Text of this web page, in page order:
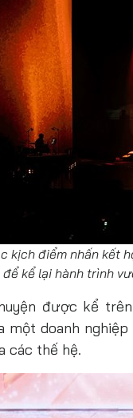
kịch điểm nhấn kết
để kể lại hành trình
được kể
một doanh
các thế hệ.